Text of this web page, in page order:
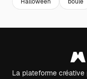
La plateforme